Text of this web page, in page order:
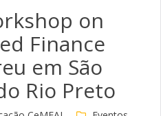
on
Finance
em São
Rio Preto